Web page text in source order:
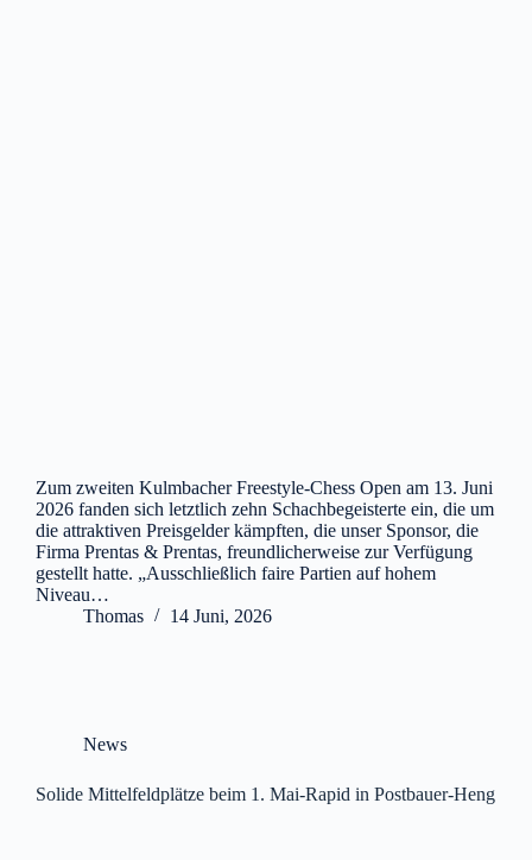
Zum zweiten Kulmbacher Freestyle-Chess Open am 13. Juni
2026 fanden sich letztlich zehn Schachbegeisterte ein, die um
die attraktiven Preisgelder kämpften, die unser Sponsor, die
Firma Prentas & Prentas, freundlicherweise zur Verfügung
gestellt hatte. „Ausschließlich faire Partien auf hohem
Niveau…
Thomas
14 Juni, 2026
News
Solide Mittelfeldplätze beim 1. Mai-Rapid in Postbauer-Heng